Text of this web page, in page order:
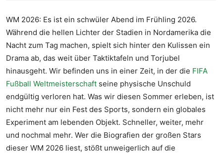
WM 2026: Es ist ein schwüler Abend im Frühling 2026.
Während die hellen Lichter der Stadien in Nordamerika die
Nacht zum Tag machen, spielt sich hinter den Kulissen ein
Drama ab, das weit über Taktiktafeln und Torjubel
hinausgeht. Wir befinden uns in einer Zeit, in der die FIFA
Fußball Weltmeisterschaft seine physische Unschuld
endgültig verloren hat. Was wir diesen Sommer erleben, ist
nicht mehr nur ein Fest des Sports, sondern ein globales
Experiment am lebenden Objekt. Schneller, weiter, mehr
und nochmal mehr. Wer die Biografien der großen Stars
dieser WM 2026 liest, stößt unweigerlich auf die